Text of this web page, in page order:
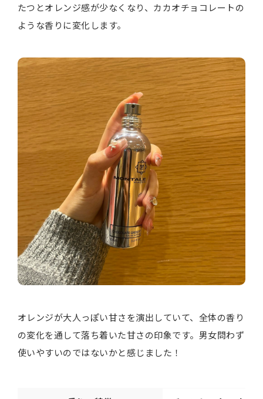
たつとオレンジ感が少なくなり、カカオチョコレートの
ような香りに変化します。
オレンジが大人っぽい甘さを演出していて、全体の香り
の変化を通して落ち着いた甘さの印象です。男女問わず
使いやすいのではないかと感じました！